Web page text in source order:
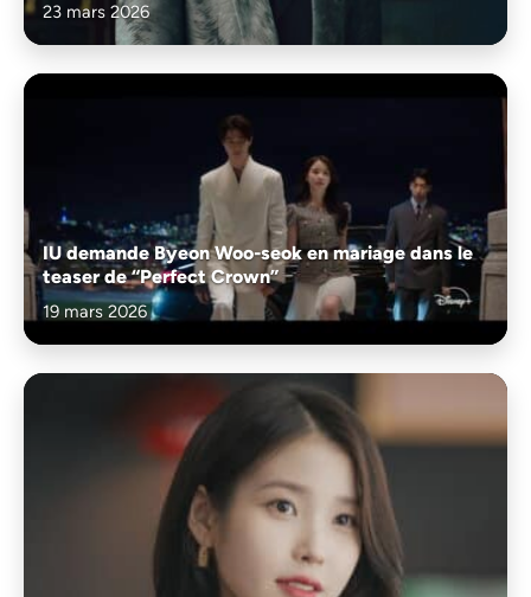
23 mars 2026
IU demande Byeon Woo-seok en mariage dans le
teaser de “Perfect Crown”
19 mars 2026